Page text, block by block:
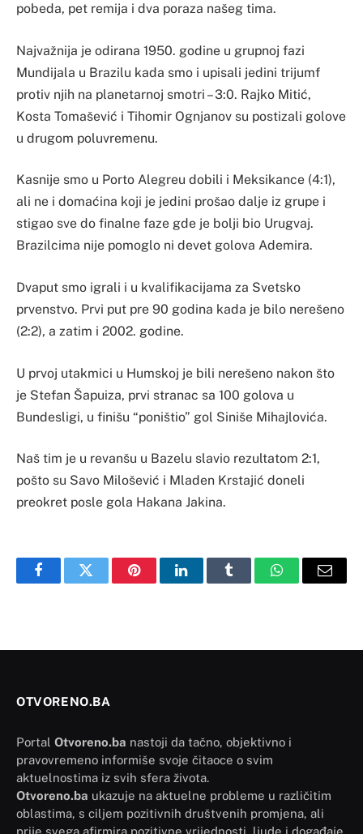
pobeda, pet remija i dva poraza našeg tima.
Najvažnija je odirana 1950. godine u grupnoj fazi
Mundijala u Brazilu kada smo i upisali jedini trijumf
protiv njih na planetarnoj smotri – 3:0. Rajko Mitić,
Kosta Tomašević i Tihomir Ognjanov su postizali golove
u drugom poluvremenu.
Kasnije smo u Porto Alegreu dobili i Meksikance (4:1),
ali ne i domaćina koji je jedini prošao dalje iz grupe i
stigao sve do finalne faze gde je bolji bio Urugvaj.
Brazilcima nije pomoglo ni devet golova Ademira.
Dvaput smo igrali i u kvalifikacijama za Svetsko
prvenstvo. Prvi put pre 90 godina kada je bilo nerešeno
(2:2), a zatim i 2002. godine.
U prvoj utakmici u Humskoj je bili nerešeno nakon što
je Stefan Šapuiza, prvi stranac sa 100 golova u
Bundesligi, u finišu “poništio” gol Siniše Mihajlovića.
Naš tim je u revanšu u Bazelu slavio rezultatom 2:1,
pošto su Savo Milošević i Mladen Krstajić doneli
preokret posle gola Hakana Jakina.
FacebookTwitter PinterestLinkedInTumblr WhatsAppEmail
OTVORENO.BA
Portal Otvoreno.ba nastoji da tačno, objektivno i
pravovremeno informiše svoje čitaoce o svim
aktuelnostima iz svih sfera života.
Otvoreno.ba ukazuje na aktuelne probleme u različitim
oblastima, s ciljem pozitivnih društvenih promjena, ali
prije svega afirmira pozitivne vrijednosti, ljude i događaje